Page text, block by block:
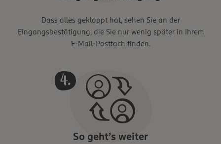
Dass alles geklappt hat, sehen Sie an der
Eingangsbestätigung, die Sie nur wenig später in Ihrem
E-Mail-Postfach finden.
So geht’s weiter